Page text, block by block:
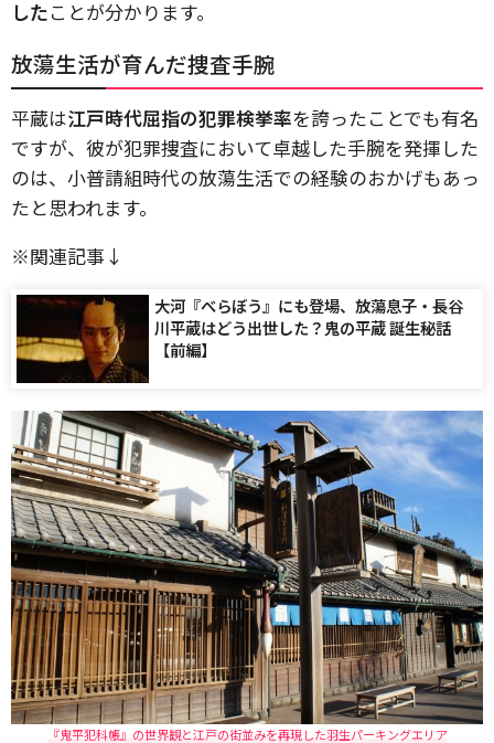
したことが分かります。
放蕩生活が育んだ捜査手腕
平蔵は江戸時代屈指の犯罪検挙率を誇ったことでも有名
ですが、彼が犯罪捜査において卓越した手腕を発揮した
のは、小普請組時代の放蕩生活での経験のおかげもあっ
たと思われます。
※関連記事↓
大河『べらぼう』にも登場、放蕩息子・長谷
川平蔵はどう出世した？鬼の平蔵 誕生秘話
【前編】
『鬼平犯科帳』の世界観と江戸の街並みを再現した羽生パーキングエリア